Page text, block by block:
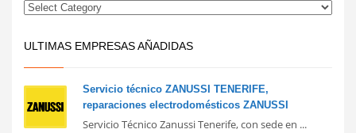
ULTIMAS EMPRESAS AÑADIDAS
Servicio técnico ZANUSSI TENERIFE,
reparaciones electrodomésticos ZANUSSI
Servicio Técnico Zanussi Tenerife, con sede en ...